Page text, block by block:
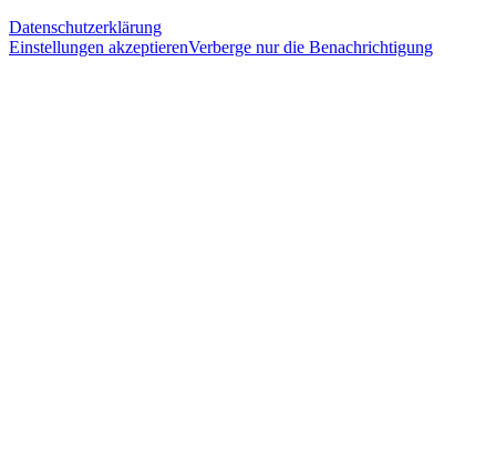
Datenschutzerklärung
Einstellungen akzeptierenVerberge nur die Benachrichtigung